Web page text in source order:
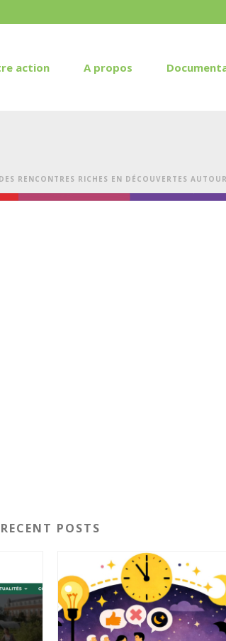
action A propos
RENCONTRES RICHES EN DÉCOUVERTES
RECENT POSTS